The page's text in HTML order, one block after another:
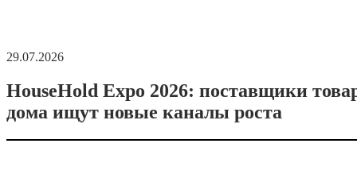
29.07.2026
HouseHold Expo 2026: поставщики
дома ищут новые каналы роста